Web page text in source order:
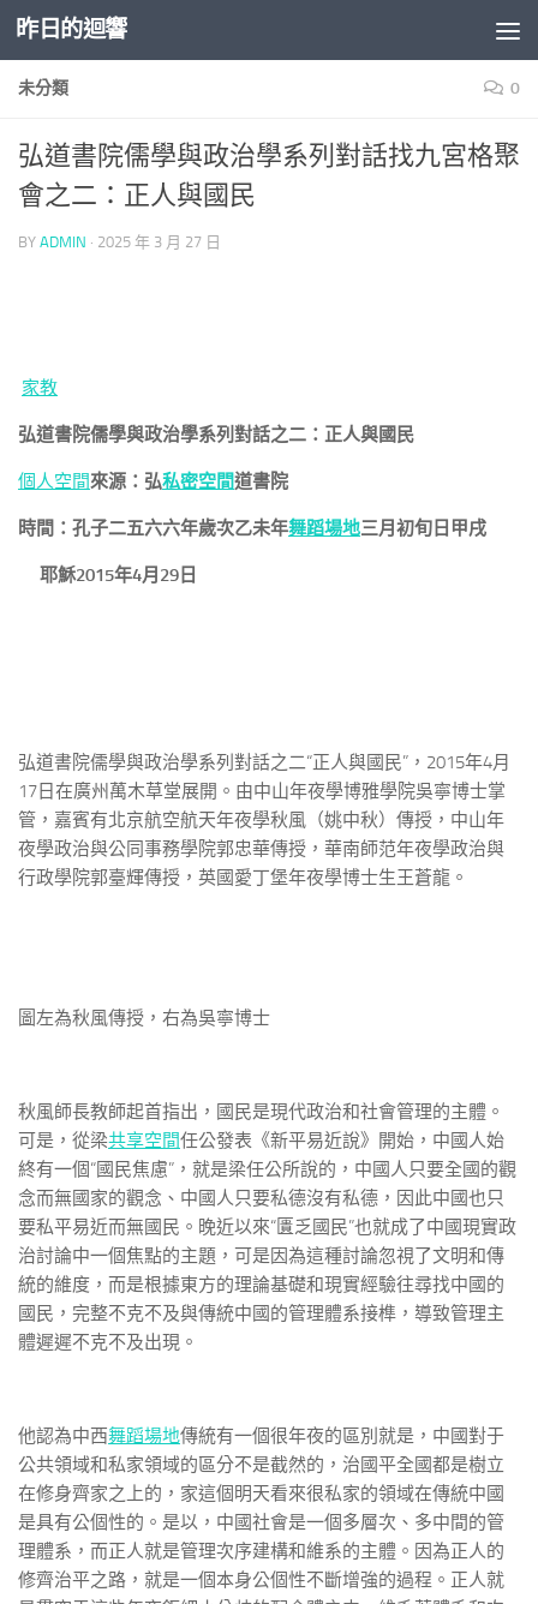
Skip to content
昨日的迴響
未分類 0
弘道書院儒學與政治學系列對話找九宮格聚
會之二：正人與國民
BY ADMIN · 2025 年 3 月 27 日
家教
弘道書院儒學與政治學系列對話之二：正人與國民
個人空間來源：弘私密空間道書院
時間：孔子二五六六年歲次乙未年舞蹈場地三月初旬日甲戌
耶穌2015年4月29日
弘道書院儒學與政治學系列對話之二“正人與國民”，2015年4月
17日在廣州萬木草堂展開。由中山年夜學博雅學院吳寧博士掌
管，嘉賓有北京航空航天年夜學秋風（姚中秋）傳授，中山年
夜學政治與公同事務學院郭忠華傳授，華南師范年夜學政治與
行政學院郭臺輝傳授，英國愛丁堡年夜學博士生王蒼龍。
圖左為秋風傳授，右為吳寧博士
秋風師長教師起首指出，國民是現代政治和社會管理的主體。
可是，從梁共享空間任公發表《新平易近說》開始，中國人始
終有一個“國民焦慮”，就是梁任公所說的，中國人只要全國的觀
念而無國家的觀念、中國人只要私德沒有私德，因此中國也只
要私平易近而無國民。晚近以來“匱乏國民”也就成了中國現實政
治討論中一個焦點的主題，可是因為這種討論忽視了文明和傳
統的維度，而是根據東方的理論基礎和現實經驗往尋找中國的
國民，完整不克不及與傳統中國的管理體系接榫，導致管理主
體遲遲不克不及出現。
他認為中西舞蹈場地傳統有一個很年夜的區別就是，中國對于
公共領域和私家領域的區分不是截然的，治國平全國都是樹立
在修身齊家之上的，家這個明天看來很私家的領域在傳統中國
是具有公個性的。是以，中國社會是一個多層次、多中間的管
理體系，而正人就是管理次序建構和維系的主體。因為正人的
修齊治平之路，就是一個本身公個性不斷增強的過程。正人就